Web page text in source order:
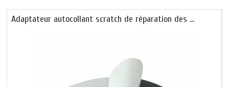
Adaptateur autocollant scratch de réparation des …